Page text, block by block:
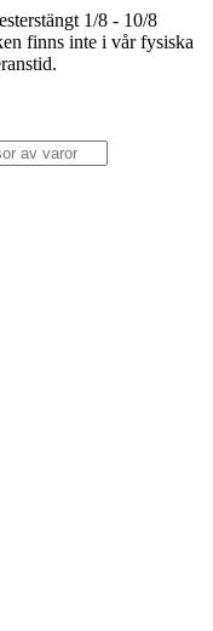
1/8 - 10/8
finns inte i vår fysiska